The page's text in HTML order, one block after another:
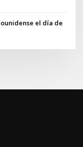
el día de